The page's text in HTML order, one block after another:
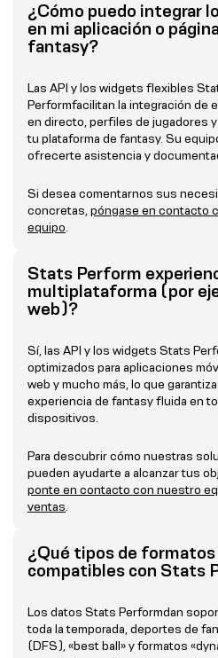
¿Cómo puedo integrar
en mi aplicación o
fantasy?
Las API y los widgets flexibles
Performfacilitan la integración de
en directo, perfiles de jugadores
tu plataforma de fantasy. Su
ofrecerte asistencia y
Si desea comentarnos sus
concretas,póngase en contacto
equipo.
Stats Perform
multiplataforma (por
web)?
Sí, las API y los widgets Stats
optimizados para aplicaciones
web y mucho más, lo que
experiencia de fantasy fluida en
dispositivos.
Para descubrir cómo nuestras
pueden ayudarte a alcanzar tus
ponte en contacto con nuestro
ventas.
¿Qué tipos de
compatibles con Stats
Los datos Stats Performdan
toda la temporada, deportes de
(DFS), «best ball» y formatos